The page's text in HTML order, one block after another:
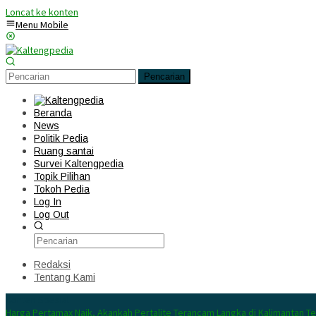
Loncat ke konten
Menu Mobile
Pencarian
Beranda
News
Politik Pedia
Ruang santai
Survei Kaltengpedia
Topik Pilihan
Tokoh Pedia
Log In
Log Out
Redaksi
Tentang Kami
Harga Pertamax Naik, Akankah Pertalite Terancam Langka di Kalimantan